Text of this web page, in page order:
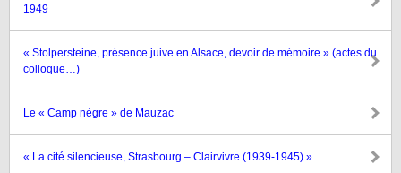
1949
« Stolpersteine, présence juive en Alsace, devoir de mémoire » (actes du
colloque…)
Le « Camp nègre » de Mauzac
« La cité silencieuse, Strasbourg – Clairvivre (1939-1945) »